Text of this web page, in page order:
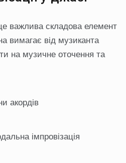
це важлива складова елемент
вимагає від музиканта
на музичне оточення та
акордів
імпровізація